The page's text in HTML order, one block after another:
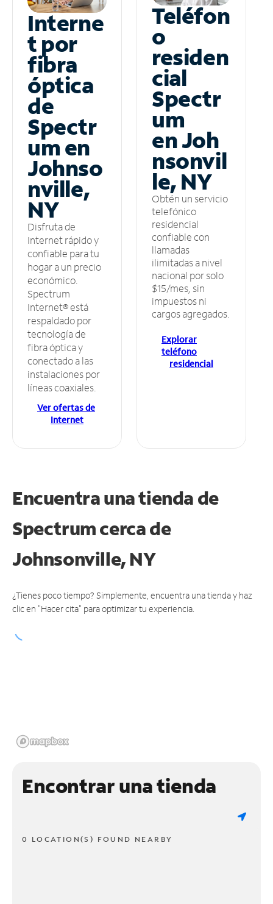
Interne
t por
fibra
óptica
de
Spectr
um en
Johnso
nville,
NY
Disfruta de
Internet rápido y
confiable para tu
hogar a un precio
económico.
Spectrum
Internet® está
respaldado por
tecnología de
fibra óptica y
conectado a las
instalaciones por
líneas coaxiales.
Ver ofertas de
Internet
Teléfon
o
residen
cial
Spectr
um
en Joh
nsonvil
le, NY
Obtén un servicio
telefónico
residencial
confiable con
llamadas
ilimitadas a nivel
nacional por solo
$15/mes, sin
impuestos ni
cargos agregados.
Explorar
teléfono
residencial
Encuentra una tienda de
Spectrumcerca de
Johnsonville, NY
¿Tienes poco tiempo? Simplemente, encuentra una tienda y haz
clic en "Hacer cita" para optimizar tu experiencia.
Encontrar una tienda
0 LOCATION(S) FOUND NEARBY